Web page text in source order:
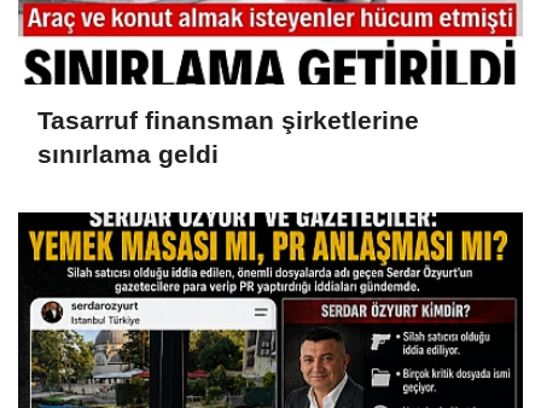
Tasarruf finansman şirketlerine
sınırlama geldi